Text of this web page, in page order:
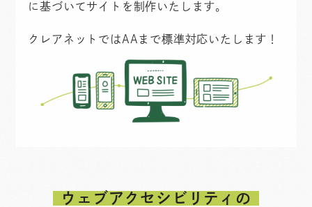
に基づいてサイトを制作いたします。
クレアネットではAAまで標準対応いたします！
ウェブアクセシビリティの